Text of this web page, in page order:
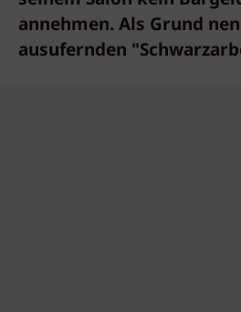
annehmen. Als Grund
ausufernden